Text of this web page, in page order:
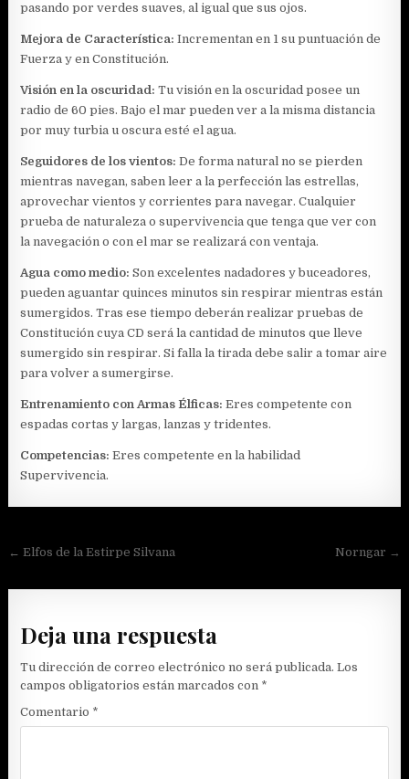
pasando por verdes suaves, al igual que sus ojos.
Mejora de Característica: Incrementan en 1 su puntuación de
Fuerza y en Constitución.
Visión en la oscuridad: Tu visión en la oscuridad posee un
radio de 60 pies. Bajo el mar pueden ver a la misma distancia
por muy turbia u oscura esté el agua.
Seguidores de los vientos: De forma natural no se pierden
mientras navegan, saben leer a la perfección las estrellas,
aprovechar vientos y corrientes para navegar. Cualquier
prueba de naturaleza o supervivencia que tenga que ver con
la navegación o con el mar se realizará con ventaja.
Agua como medio: Son excelentes nadadores y buceadores,
pueden aguantar quinces minutos sin respirar mientras están
sumergidos. Tras ese tiempo deberán realizar pruebas de
Constitución cuya CD será la cantidad de minutos que lleve
sumergido sin respirar. Si falla la tirada debe salir a tomar aire
para volver a sumergirse.
Entrenamiento con Armas Élficas: Eres competente con
espadas cortas y largas, lanzas y tridentes.
Competencias: Eres competente en la habilidad
Supervivencia.
Navegación
de
←Elfos de la Estirpe Silvana Norngar →
Deja una respuesta
Tu dirección de correo electrónico no será publicada. Los
campos obligatorios están marcados con *
Comentario *